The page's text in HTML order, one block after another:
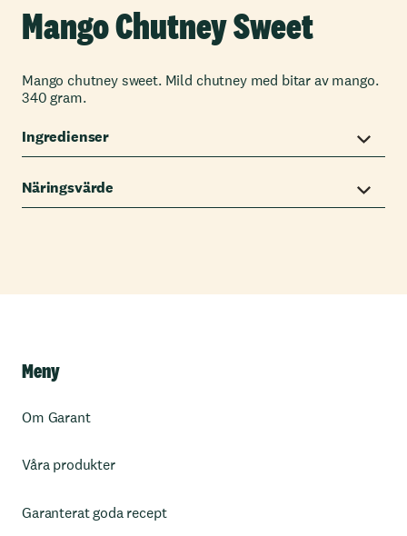
Mango Chutney Sweet
Mango chutney sweet. Mild chutney med bitar av mango.
340 gram.
Ingredienser
Näringsvärde
Meny
Om Garant
Våra produkter
Garanterat goda recept